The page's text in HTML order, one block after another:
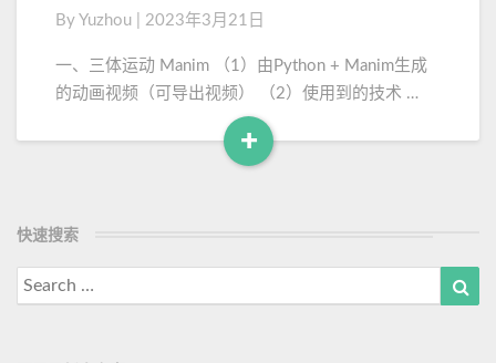
原
创
用
D
画
By Yuzhou 2023年3月21日
一、三体运动 Manim （1）由Python + Manim生成
的动画视频（可导出视频） （2）使用到的技术 …
+
R
o
快速搜索
Search
for: